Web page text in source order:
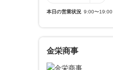
本日の営業状況 9:00〜19:00
金栄商事